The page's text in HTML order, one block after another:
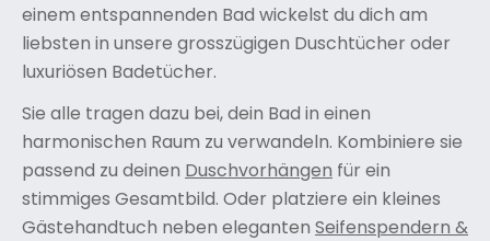
einem entspannenden Bad wickelst du dich am
liebsten in unsere grosszügigen Duschtücher oder
luxuriösen Badetücher.
Sie alle tragen dazu bei, dein Bad in einen
harmonischen Raum zu verwandeln. Kombiniere sie
passend zu deinen Duschvorhängen für ein
stimmiges Gesamtbild. Oder platziere ein kleines
Gästehandtuch neben eleganten Seifenspendern &